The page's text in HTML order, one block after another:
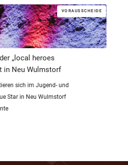
VORAUSSCHEIDE
„local heroes
in Neu Wulmstorf
sich im Jugend- und
Star in Neu Wulmstorf